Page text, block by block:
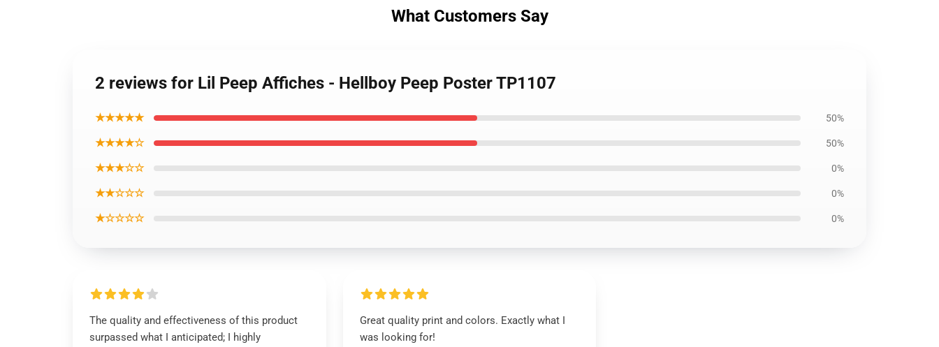
What Customers Say
2 reviews for Lil Peep Affiches - Hellboy Peep Poster TP1107
★★★★★ 50%
★★★★☆ 50%
★★★☆☆ 0%
★★☆☆☆ 0%
★☆☆☆☆ 0%
The quality and effectiveness of this product
surpassed what I anticipated; I highly
Great quality print and colors. Exactly what I
was looking for!